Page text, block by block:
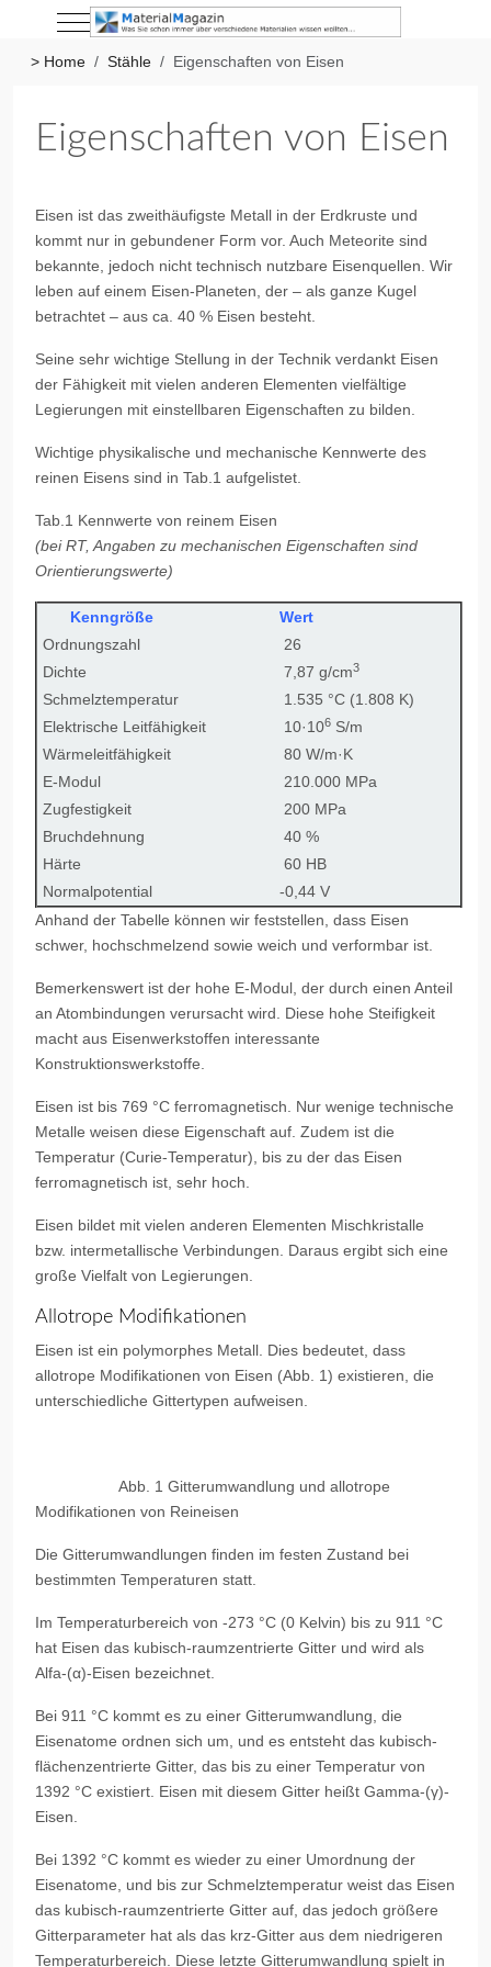
Mobile Menu Toggle
> Home Stähle Eigenschaften von Eisen
Eigenschaften von Eisen
Eisen ist das zweithäufigste Metall in der Erdkruste und
kommt nur in gebundener Form vor. Auch Meteorite sind
bekannte, jedoch nicht technisch nutzbare Eisenquellen. Wir
leben auf einem Eisen-Planeten, der – als ganze Kugel
betrachtet – aus ca. 40 % Eisen besteht.
Seine sehr wichtige Stellung in der Technik verdankt Eisen
der Fähigkeit mit vielen anderen Elementen vielfältige
Legierungen mit einstellbaren Eigenschaften zu bilden.
Wichtige physikalische und mechanische Kennwerte des
reinen Eisens sind in Tab.1 aufgelistet.
Tab.1 Kennwerte von reinem Eisen
(bei RT, Angaben zu mechanischen Eigenschaften sind
Orientierungswerte)
Kenngröße
Wert
Ordnungszahl
26
Dichte
7,87 g/cm3
Schmelztemperatur
1.535 °C (1.808 K)
Elektrische Leitfähigkeit
10·106 S/m
Wärmeleitfähigkeit
80 W/m·K
E-Modul
210.000 MPa
Zugfestigkeit
200 MPa
Bruchdehnung
40 %
Härte
60 HB
Normalpotential
-0,44 V
Anhand der Tabelle können wir feststellen, dass Eisen
schwer, hochschmelzend sowie weich und verformbar ist.
Bemerkenswert ist der hohe E-Modul, der durch einen Anteil
an Atombindungen verursacht wird. Diese hohe Steifigkeit
macht aus Eisenwerkstoffen interessante
Konstruktionswerkstoffe.
Eisen ist bis 769 °C ferromagnetisch. Nur wenige technische
Metalle weisen diese Eigenschaft auf. Zudem ist die
Temperatur (Curie-Temperatur), bis zu der das Eisen
ferromagnetisch ist, sehr hoch.
Eisen bildet mit vielen anderen Elementen Mischkristalle
bzw. intermetallische Verbindungen. Daraus ergibt sich eine
große Vielfalt von Legierungen.
Allotrope Modifikationen
Eisen ist ein polymorphes Metall. Dies bedeutet, dass
allotrope Modifikationen von Eisen (Abb. 1) existieren, die
unterschiedliche Gittertypen aufweisen.
Abb. 1 Gitterumwandlung und allotrope
Modifikationen von Reineisen
Die Gitterumwandlungen finden im festen Zustand bei
bestimmten Temperaturen statt.
Im Temperaturbereich von -273 °C (0 Kelvin) bis zu 911 °C
hat Eisen das kubisch-raumzentrierte Gitter und wird als
Alfa-(α)-Eisen bezeichnet.
Bei 911 °C kommt es zu einer Gitterumwandlung, die
Eisenatome ordnen sich um, und es entsteht das kubisch-
flächenzentrierte Gitter, das bis zu einer Temperatur von
1392 °C existiert. Eisen mit diesem Gitter heißt Gamma-(γ)-
Eisen.
Bei 1392 °C kommt es wieder zu einer Umordnung der
Eisenatome, und bis zur Schmelztemperatur weist das Eisen
das kubisch-raumzentrierte Gitter auf, das jedoch größere
Gitterparameter hat als das krz-Gitter aus dem niedrigeren
Temperaturbereich. Diese letzte Gitterumwandlung spielt in